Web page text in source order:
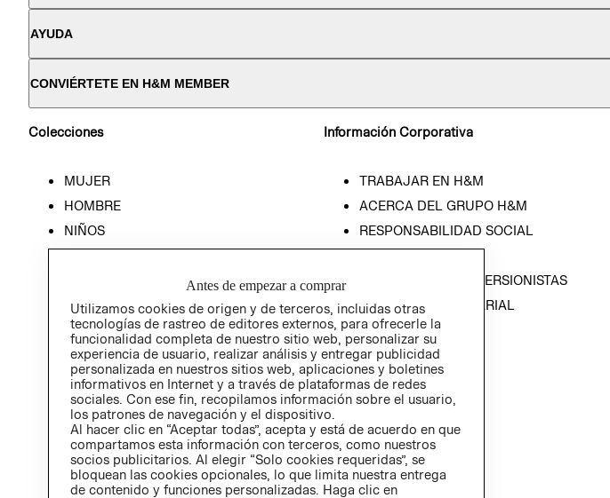
AYUDA
CONVIÉRTETE EN H&M MEMBER
Colecciones
MUJER
HOMBRE
NIÑOS
Información Corporativa
TRABAJAR EN H&M
ACERCA DEL GRUPO H&M
RESPONSABILIDAD SOCIAL
RELACIÓN CON INVERSIONISTAS
POLÍTICA EMPRESARIAL
Antes de empezar a comprar
Utilizamos cookies de origen y de terceros, incluidas otras
tecnologías de rastreo de editores externos, para ofrecerle la
funcionalidad completa de nuestro sitio web, personalizar su
experiencia de usuario, realizar análisis y entregar publicidad
personalizada en nuestros sitios web, aplicaciones y boletines
informativos en Internet y a través de plataformas de redes
sociales. Con ese fin, recopilamos información sobre el usuario,
los patrones de navegación y el dispositivo.
Al hacer clic en “Aceptar todas”, acepta y está de acuerdo en que
compartamos esta información con terceros, como nuestros
socios publicitarios. Al elegir “Solo cookies requeridas”, se
bloquean las cookies opcionales, lo que limita nuestra entrega
de contenido y funciones personalizadas. Haga clic en